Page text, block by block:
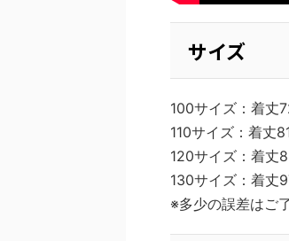
サイズ
100サイズ：着丈
110サイズ：着丈
120サイズ：着丈
130サイズ：着丈
※多少の誤差はご